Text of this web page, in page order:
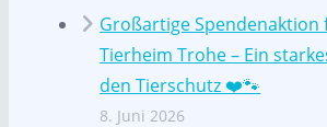
Großartige Spendenaktion
Tierheim Trohe – Ein
den Tierschutz ❤️🐾
8. Juni 2026